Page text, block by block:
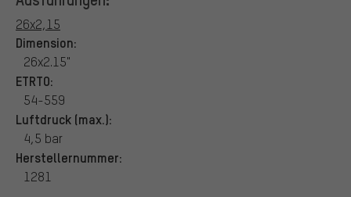
26x2,15
Dimension:
26x2.15"
ETRTO:
54-559
Luftdruck (max.):
4,5 bar
Herstellernummer:
1281